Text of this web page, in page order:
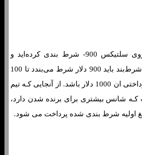
فرض کنید در عوض روی سلتیکس 900- شرط بندی کرده‌اید و
بوستون برنده شد. یک شرط‌بند باید 900 دلار شرط می‌بندد تا 100
دلار برنده شود و کل پرداختی ان 1000 دلار باشد. از آنجایی کـه تیم
کـه شانس بیشتری برای برنده شدن دارد،
اولیه شرط بندی شده پرداخت می شود.